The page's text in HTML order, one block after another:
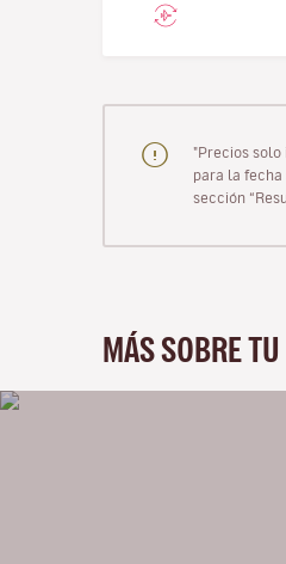
"Precios solo
para la fecha
sección
MÁS SOBRE